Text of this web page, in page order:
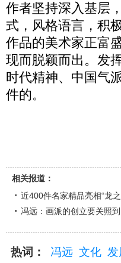
作者坚持深入基层
式，风格语言，积
作品的美术家正富
现而脱颖而出。发
时代精神、中国气
件的。
相关报道：
近400件名家精品亮相“龙
冯远：画派的创立要关照
热词： 冯远 文化 发